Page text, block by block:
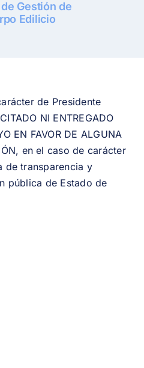
de Gestión de
Edilicio
de Presidente
NI ENTREGADO
EN FAVOR DE ALGUNA
en el caso de carácter
de transparencia y
pública de Estado de